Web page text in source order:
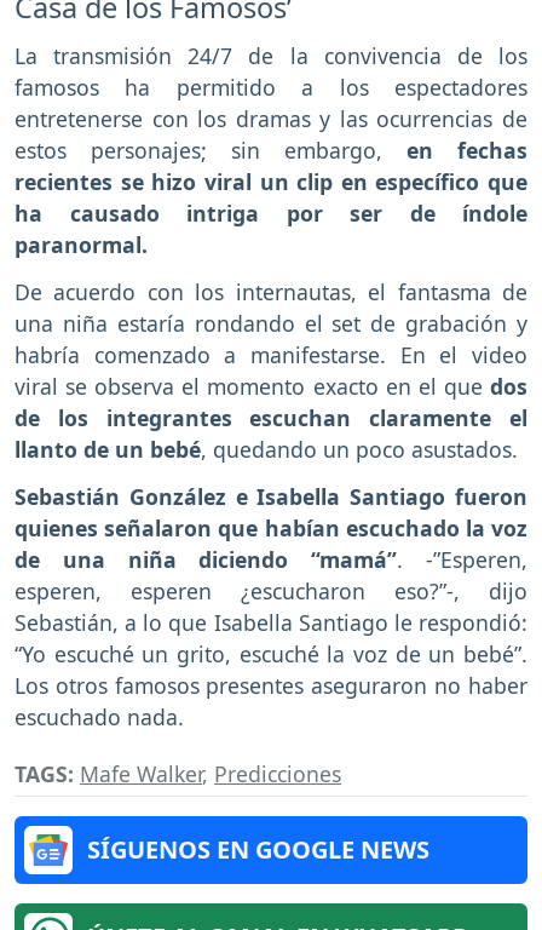
Casa de los Famosos’
La transmisión 24/7 de la convivencia de los
famosos ha permitido a los espectadores
entretenerse con los dramas y las ocurrencias de
estos personajes; sin embargo, en fechas
recientes se hizo viral un clip en específico que
ha causado intriga por ser de índole
paranormal.
De acuerdo con los internautas, el fantasma de
una niña estaría rondando el set de grabación y
habría comenzado a manifestarse. En el video
viral se observa el momento exacto en el que dos
de los integrantes escuchan claramente el
llanto de un bebé, quedando un poco asustados.
Sebastián González e Isabella Santiago fueron
quienes señalaron que habían escuchado la voz
de una niña diciendo “mamá”. -”Esperen,
esperen, esperen ¿escucharon eso?”-, dijo
Sebastián, a lo que Isabella Santiago le respondió:
“Yo escuché un grito, escuché la voz de un bebé”.
Los otros famosos presentes aseguraron no haber
escuchado nada.
TAGS: Mafe Walker, Predicciones
SÍGUENOS EN GOOGLE NEWS